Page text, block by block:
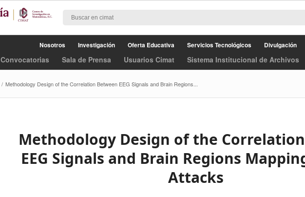
Nosotros Investigación Oferta Educativa Servicios Tecnológicos Divulgación
Convocatorias Sala de Prensa Usuarios Cimat Sistema Institucional de Archivos
/ Methodology Design of the Correlation Between EEG Signals and Brain Regions...
Methodology Design of the
EEG Signals and Brain Regions
Attacks